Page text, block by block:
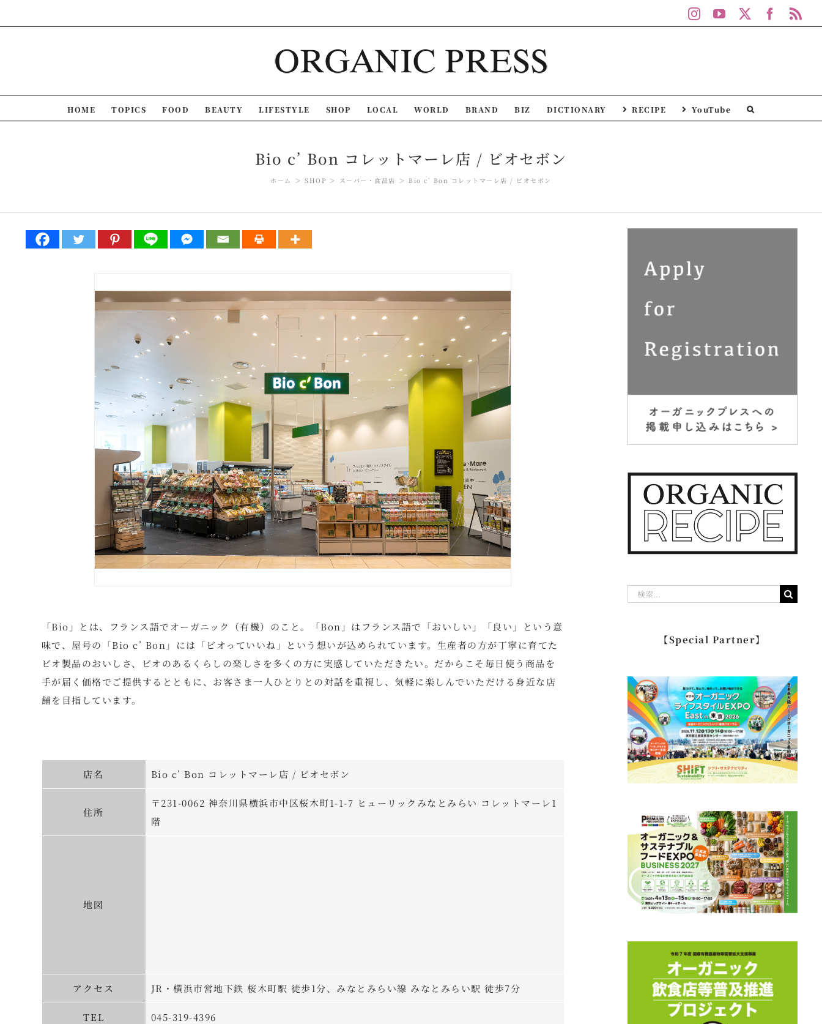
to
InstagramYouTube
HOME TOPICS FOOD BEAUTY LIFESTYLE SHOP LOCAL WORLD BRAND BIZ DICTIONARY RECIPE YouTube
Bio c’ Bon コレットマーレ店 / ビオセボン
ホーム SHOP スーパー・食品店 Bio c’ Bon コレットマーレ店 / ビオセボン
「Bio」とは、フランス語でオーガニック（有機）のこと。「Bon」はフランス語で「おいしい」「良い」という意
味で、屋号の「Bio c’ Bon」には「ビオっていいね」という想いが込められています。生産者の方が丁寧に育てた
ビオ製品のおいしさ、ビオのあるくらしの楽しさを多くの方に実感していただきたい。だからこそ毎日使う商品を
手が届く価格でご提供するとともに、お客さま一人ひとりとの対話を重視し、気軽に楽しんでいただける身近な店
舗を目指しています。
店名 Bio c’ Bon コレットマーレ店 / ビオセボン
住所
〒231-0062 神奈川県横浜市中区桜木町1-1-7 ヒューリックみなとみらい コレットマーレ1
階
地図
アクセス JR・横浜市営地下鉄 桜木町駅 徒歩1分、みなとみらい線 みなとみらい駅 徒歩7分
TEL 045-319-4396
【Special Partner】